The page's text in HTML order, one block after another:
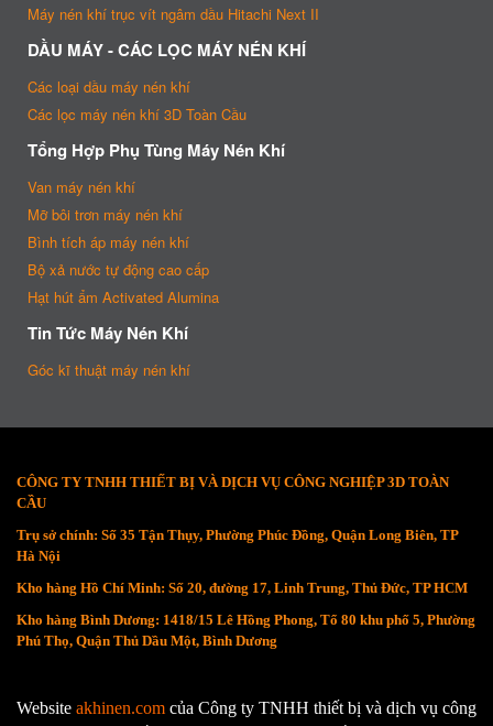
Máy nén khí trục vít ngâm dầu Hitachi Next II
DẦU MÁY - CÁC LỌC MÁY NÉN KHÍ
Các loại dầu máy nén khí
Các lọc máy nén khí 3D Toàn Cầu
Tổng Hợp Phụ Tùng Máy Nén Khí
Van máy nén khí
Mỡ bôi trơn máy nén khí
Bình tích áp máy nén khí
Bộ xả nước tự động cao cấp
Hạt hút ẩm Activated Alumina
Tin Tức Máy Nén Khí
Góc kĩ thuật máy nén khí
CÔNG TY TNHH THIẾT BỊ VÀ DỊCH VỤ CÔNG NGHIỆP 3D TOÀN
CẦU
Trụ sở chính: Số 35 Tận Thụy, Phường Phúc Đồng, Quận Long Biên, TP
Hà Nội
Kho hàng Hồ Chí Minh: Số 20, đường 17, Linh Trung, Thủ Đức, TP HCM
Kho hàng Bình Dương: 1418/15 Lê Hồng Phong, Tổ 80 khu phố 5, Phường
Phú Thọ, Quận Thủ Dầu Một, Bình Dương
Website akhinen.com của Công ty TNHH thiết bị và dịch vụ công